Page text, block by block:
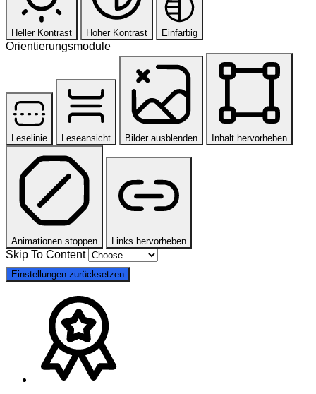
Heller Kontrast Hoher Kontrast Einfarbig
Orientierungsmodule
Leselinie Leseansicht Bilder ausblenden Inhalt hervorheben
Animationen stoppen Links hervorheben
Skip To Content
Einstellungen zurücksetzen